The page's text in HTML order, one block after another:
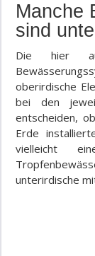
Manche
sind
Die hier
oberirdische
bei den
entscheiden,
Erde
vielleicht
unterirdische